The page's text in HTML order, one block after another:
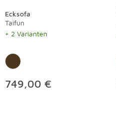
Ecksofa
Taifun
+ 2 Varianten
749,00 €